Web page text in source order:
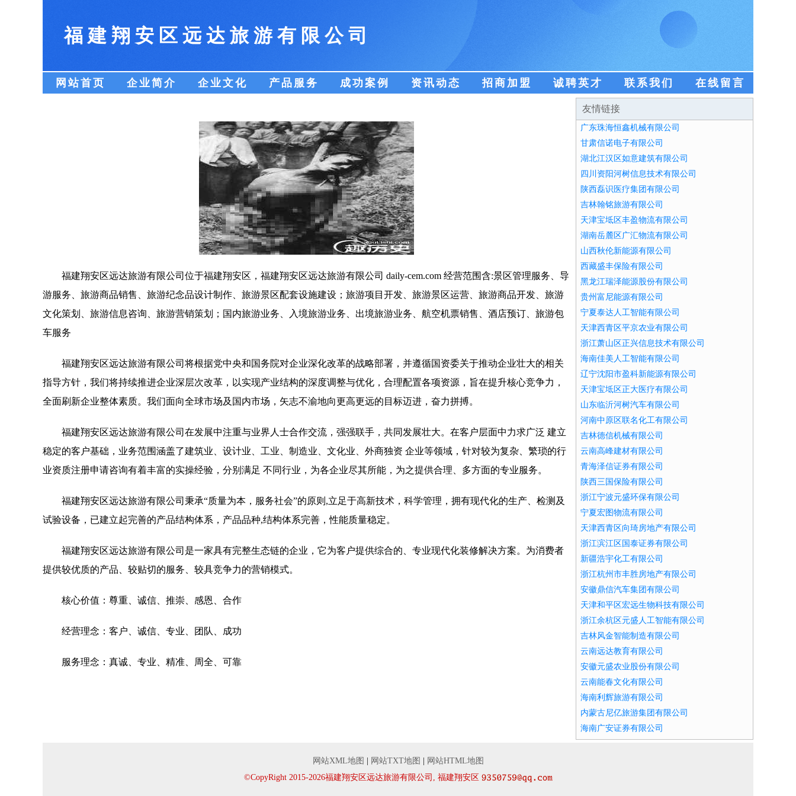
福建翔安区远达旅游有限公司
网站首页 企业简介 企业文化 产品服务 成功案例 资讯动态 招商加盟 诚聘英才 联系我们 在线留言
福建翔安区远达旅游有限公司位于福建翔安区，福建翔安区远达旅游有限公司 daily-cem.com 经营范围含:景区管理服务、导
游服务、旅游商品销售、旅游纪念品设计制作、旅游景区配套设施建设；旅游项目开发、旅游景区运营、旅游商品开发、旅游
文化策划、旅游信息咨询、旅游营销策划；国内旅游业务、入境旅游业务、出境旅游业务、航空机票销售、酒店预订、旅游包
车服务
福建翔安区远达旅游有限公司将根据党中央和国务院对企业深化改革的战略部署，并遵循国资委关于推动企业壮大的相关
指导方针，我们将持续推进企业深层次改革，以实现产业结构的深度调整与优化，合理配置各项资源，旨在提升核心竞争力，
全面刷新企业整体素质。我们面向全球市场及国内市场，矢志不渝地向更高更远的目标迈进，奋力拼搏。
福建翔安区远达旅游有限公司在发展中注重与业界人士合作交流，强强联手，共同发展壮大。在客户层面中力求广泛 建立
稳定的客户基础，业务范围涵盖了建筑业、设计业、工业、制造业、文化业、外商独资 企业等领域，针对较为复杂、繁琐的行
业资质注册申请咨询有着丰富的实操经验，分别满足 不同行业，为各企业尽其所能，为之提供合理、多方面的专业服务。
福建翔安区远达旅游有限公司秉承“质量为本，服务社会”的原则,立足于高新技术，科学管理，拥有现代化的生产、检测及
试验设备，已建立起完善的产品结构体系，产品品种,结构体系完善，性能质量稳定。
福建翔安区远达旅游有限公司是一家具有完整生态链的企业，它为客户提供综合的、专业现代化装修解决方案。为消费者
提供较优质的产品、较贴切的服务、较具竞争力的营销模式。
核心价值：尊重、诚信、推崇、感恩、合作
经营理念：客户、诚信、专业、团队、成功
服务理念：真诚、专业、精准、周全、可靠
友情链接
广东珠海恒鑫机械有限公司
甘肃信诺电子有限公司
湖北江汉区如意建筑有限公司
四川资阳河树信息技术有限公司
陕西磊识医疗集团有限公司
吉林翰铭旅游有限公司
天津宝坻区丰盈物流有限公司
湖南岳麓区广汇物流有限公司
山西秋伦新能源有限公司
西藏盛丰保险有限公司
黑龙江瑞泽能源股份有限公司
贵州富尼能源有限公司
宁夏泰达人工智能有限公司
天津西青区平京农业有限公司
浙江萧山区正兴信息技术有限公司
海南佳美人工智能有限公司
辽宁沈阳市盈科新能源有限公司
天津宝坻区正大医疗有限公司
山东临沂河树汽车有限公司
河南中原区联名化工有限公司
吉林德信机械有限公司
云南高峰建材有限公司
青海泽信证券有限公司
陕西三国保险有限公司
浙江宁波元盛环保有限公司
宁夏宏图物流有限公司
天津西青区向琦房地产有限公司
浙江滨江区国泰证券有限公司
新疆浩宇化工有限公司
浙江杭州市丰胜房地产有限公司
安徽鼎信汽车集团有限公司
天津和平区宏远生物科技有限公司
浙江余杭区元盛人工智能有限公司
吉林风金智能制造有限公司
云南远达教育有限公司
安徽元盛农业股份有限公司
云南能春文化有限公司
海南利辉旅游有限公司
内蒙古尼亿旅游集团有限公司
海南广安证券有限公司
网站XML地图 网站TXT地图
网站HTML地图
©CopyRight 2015-2026福建翔安区远达旅游有限公司, 福建翔安区